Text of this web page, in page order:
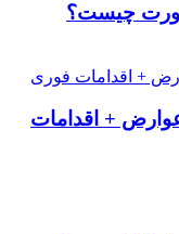
چیست؟
+ اقدامات